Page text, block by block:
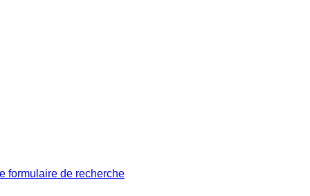
formulaire de recherche